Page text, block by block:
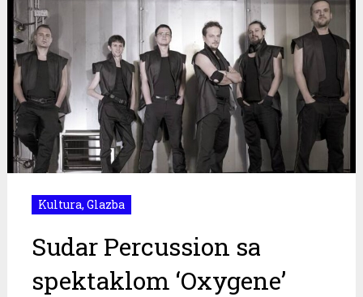
Kultura, Glazba
Sudar Percussion sa
spektaklom ‘Oxygene’